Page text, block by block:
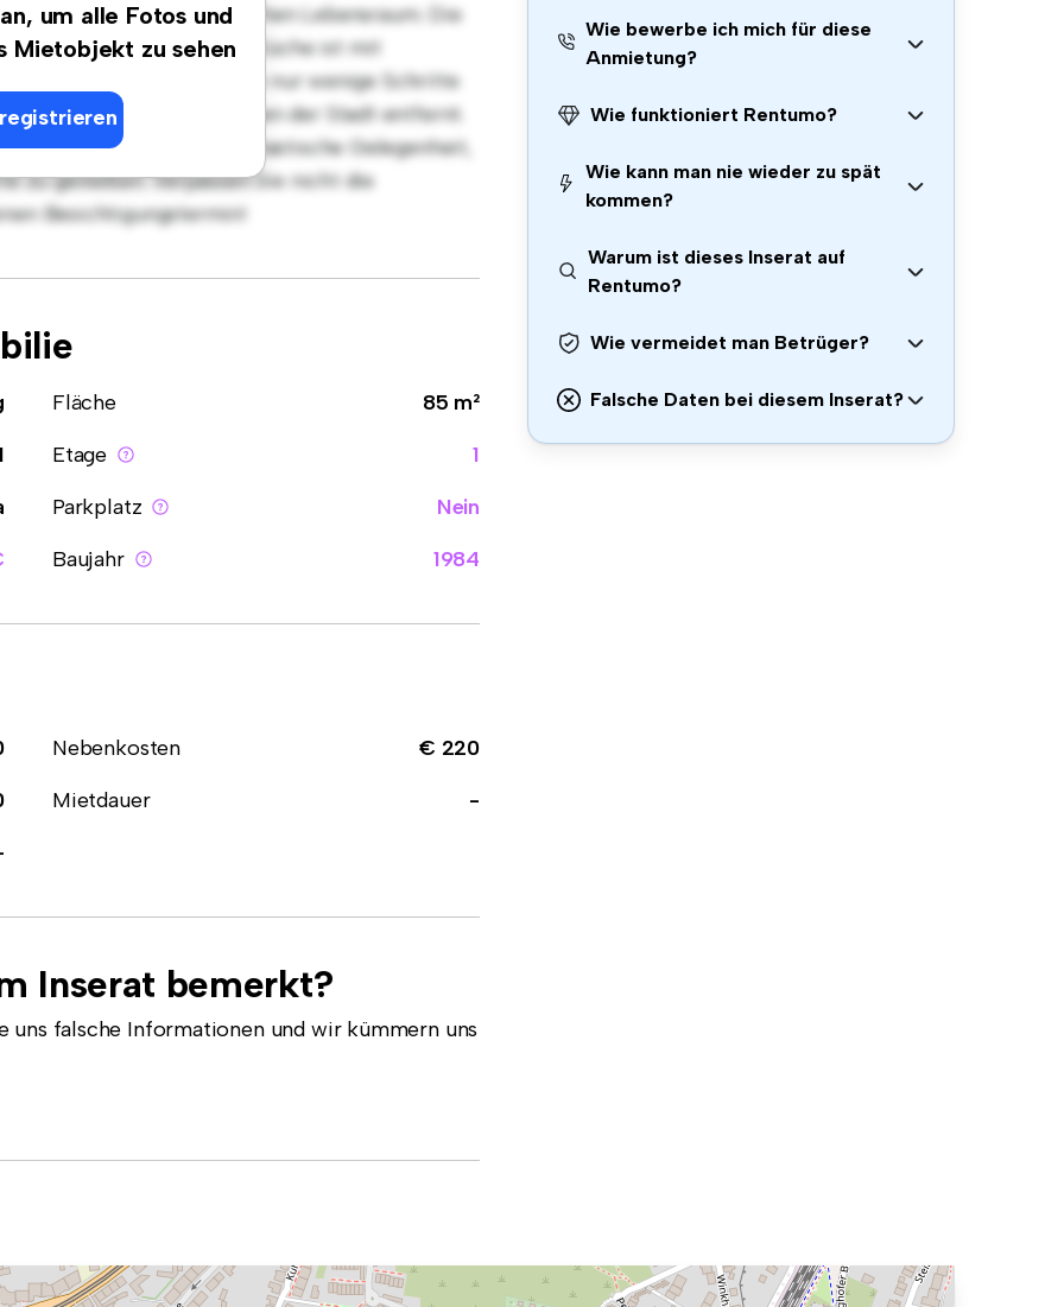
um alle Fotos und
Mietobjekt zu sehen
stilvollen und gemütlichen Lebensraum. Die
Gäste, und die elegante Küche ist mit
Lage sind Sie nur wenige Schritte
Unterhaltungsmöglichkeiten der Stadt entfernt.
diese Wohnung eine fantastische Gelegenheit,
zu genießen. Verpassen Sie nicht die
Besichtigungstermin!
Fläche
85 m²
Etage
1
Parkplatz
Nein
Baujahr 1984
Nebenkosten
€ 220
Mietdauer
-
Inserat bemerkt?
uns falsche Informationen und wir kümmern uns
Wie bewerbe ich mich für diese
Anmietung?
Wie funktioniert Rentumo?
Wie kann man nie wieder zu spät
kommen?
Warum ist dieses Inserat auf
Rentumo?
Wie vermeidet man Betrüger?
Falsche Daten bei diesem Inserat?